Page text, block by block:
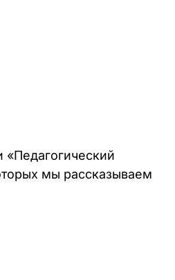
«Педагогический
мы рассказываем